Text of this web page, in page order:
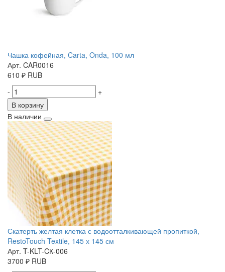
Чашка кофейная, Carta, Onda, 100 мл
Арт. CAR0016
610 ₽ RUB
-
+
В корзину
В наличии
Скатерть желтая клетка с водоотталкивающей пропиткой,
RestoTouch Textile, 145 х 145 см
Арт. T-KLT-CК-006
3700 ₽ RUB